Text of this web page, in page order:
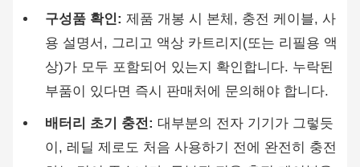
구성품 확인: 제품 개봉 시 본체, 충전 케이블, 사
용 설명서, 그리고 액상 카트리지(또는 리필용 액
상)가 모두 포함되어 있는지 확인합니다. 누락된
부품이 있다면 즉시 판매처에 문의해야 합니다.
배터리 초기 충전: 대부분의 전자 기기가 그렇듯
이, 레딜 제로도 처음 사용하기 전에 완전히 충전